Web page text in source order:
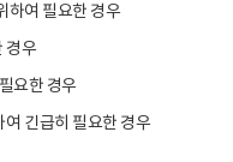
하여 필요한 경우
경우
요한 경우
긴급히 필요한 경우